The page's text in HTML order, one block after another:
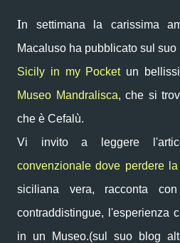
In settimana la carissima
Macaluso ha pubblicato sul suo
Sicily in my Pocketun
Museo Mandralisca, che si
che è Cefalù.
Vi invito a leggere
convenzionale dove perdere
siciliana vera, racconta
contraddistingue, l'esperienza
in un Museo.(sul suo blog